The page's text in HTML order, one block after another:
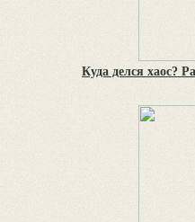
Куда делся хаос?